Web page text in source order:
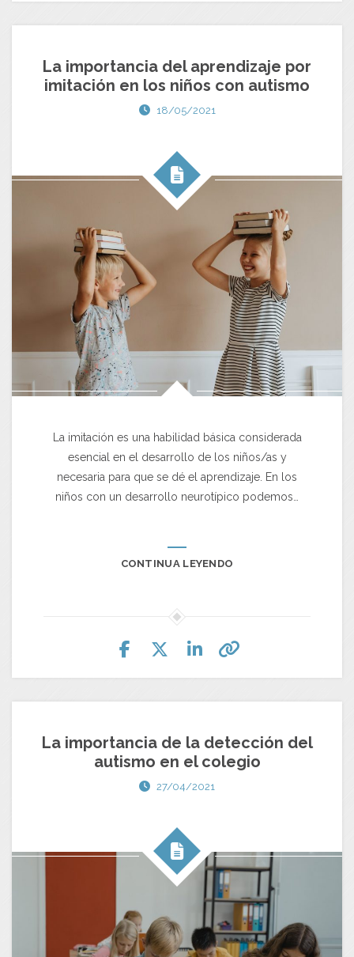
La importancia del aprendizaje por
imitación en los niños con autismo
18/05/2021
La imitación es una habilidad básica considerada
esencial en el desarrollo de los niños/as y
necesaria para que se dé el aprendizaje. En los
niños con un desarrollo neurotípico podemos…
CONTINUA LEYENDO
La importancia de la detección del
autismo en el colegio
27/04/2021